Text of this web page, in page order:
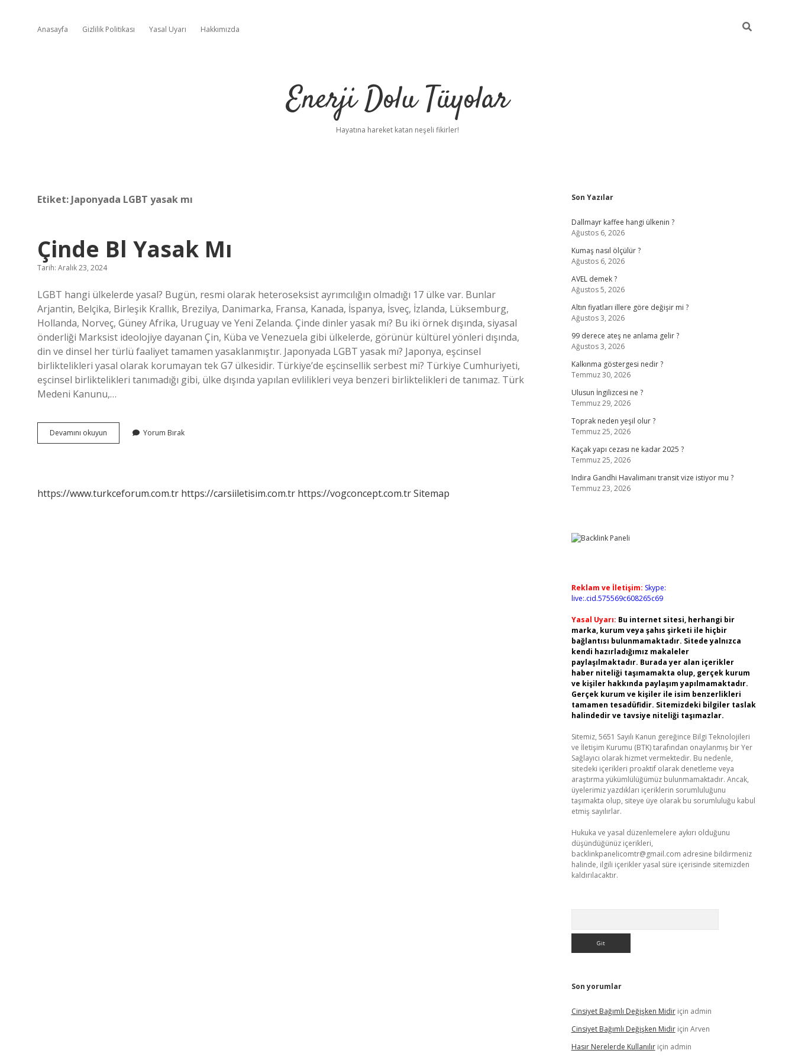
Anasayfa Gizlilik Politikası Yasal Uyarı Hakkımızda
Enerji Dolu Tüyolar
Hayatına hareket katan neşeli fikirler!
Etiket: Japonyada LGBT yasak mı
Çinde Bl Yasak Mı
Tarih: Aralık 23, 2024
LGBT hangi ülkelerde yasal? Bugün, resmi olarak heteroseksist ayrımcılığın olmadığı 17 ülke var. Bunlar
Arjantin, Belçika, Birleşik Krallık, Brezilya, Danimarka, Fransa, Kanada, İspanya, İsveç, İzlanda, Lüksemburg,
Hollanda, Norveç, Güney Afrika, Uruguay ve Yeni Zelanda. Çinde dinler yasak mı? Bu iki örnek dışında, siyasal
önderliği Marksist ideolojiye dayanan Çin, Küba ve Venezuela gibi ülkelerde, görünür kültürel yönleri dışında,
din ve dinsel her türlü faaliyet tamamen yasaklanmıştır. Japonyada LGBT yasak mı? Japonya, eşcinsel
birliktelikleri yasal olarak korumayan tek G7 ülkesidir. Türkiye’de eşcinsellik serbest mi? Türkiye Cumhuriyeti,
eşcinsel birliktelikleri tanımadığı gibi, ülke dışında yapılan evlilikleri veya benzeri birliktelikleri de tanımaz. Türk
Medeni Kanunu,…
Devamını okuyun
Bl
Yorum Bırak
https://www.turkceforum.com.tr https://carsiiletisim.com.tr https://vogconcept.com.trSitemap
Sidebar
Son Yazılar
Dallmayr kaffee hangi ülkenin ?
Ağustos 6, 2026
Kumaş nasıl ölçülür ?
Ağustos 6, 2026
AVEL demek ?
Ağustos 5, 2026
Altın fiyatları illere göre değişir mi ?
Ağustos 3, 2026
99 derece ateş ne anlama gelir ?
Ağustos 3, 2026
Kalkınma göstergesi nedir ?
Temmuz 30, 2026
Ulusun İngilizcesi ne ?
Temmuz 29, 2026
Toprak neden yeşil olur ?
Temmuz 25, 2026
Kaçak yapı cezası ne kadar 2025 ?
Temmuz 25, 2026
Indira Gandhi Havalimanı transit vize istiyor mu ?
Temmuz 23, 2026
Reklam ve İletişim: Skype:
live:.cid.575569c608265c69
Yasal Uyarı: Bu internet sitesi, herhangi bir
marka, kurum veya şahıs şirketi ile hiçbir
bağlantısı bulunmamaktadır. Sitede yalnızca
kendi hazırladığımız makaleler
paylaşılmaktadır. Burada yer alan içerikler
haber niteliği taşımamakta olup, gerçek kurum
ve kişiler hakkında paylaşım yapılmamaktadır.
Gerçek kurum ve kişiler ile isim benzerlikleri
tamamen tesadüfidir. Sitemizdeki bilgiler taslak
halindedir ve tavsiye niteliği taşımazlar.
Sitemiz, 5651 Sayılı Kanun gereğince Bilgi Teknolojileri
ve İletişim Kurumu (BTK) tarafından onaylanmış bir Yer
Sağlayıcı olarak hizmet vermektedir. Bu nedenle,
sitedeki içerikleri proaktif olarak denetleme veya
araştırma yükümlülüğümüz bulunmamaktadır. Ancak,
üyelerimiz yazdıkları içeriklerin sorumluluğunu
taşımakta olup, siteye üye olarak bu sorumluluğu kabul
etmiş sayılırlar.
Hukuka ve yasal düzenlemelere aykırı olduğunu
düşündüğünüz içerikleri,
backlinkpanelicomtr@gmail.com adresine bildirmeniz
halinde, ilgili içerikler yasal süre içerisinde sitemizden
kaldırılacaktır.
Son yorumlar
Cinsiyet Bağımlı Değişken Midiriçin admin
Cinsiyet Bağımlı Değişken Midiriçin Arven
Hasır Nerelerde Kullanılıriçin admin